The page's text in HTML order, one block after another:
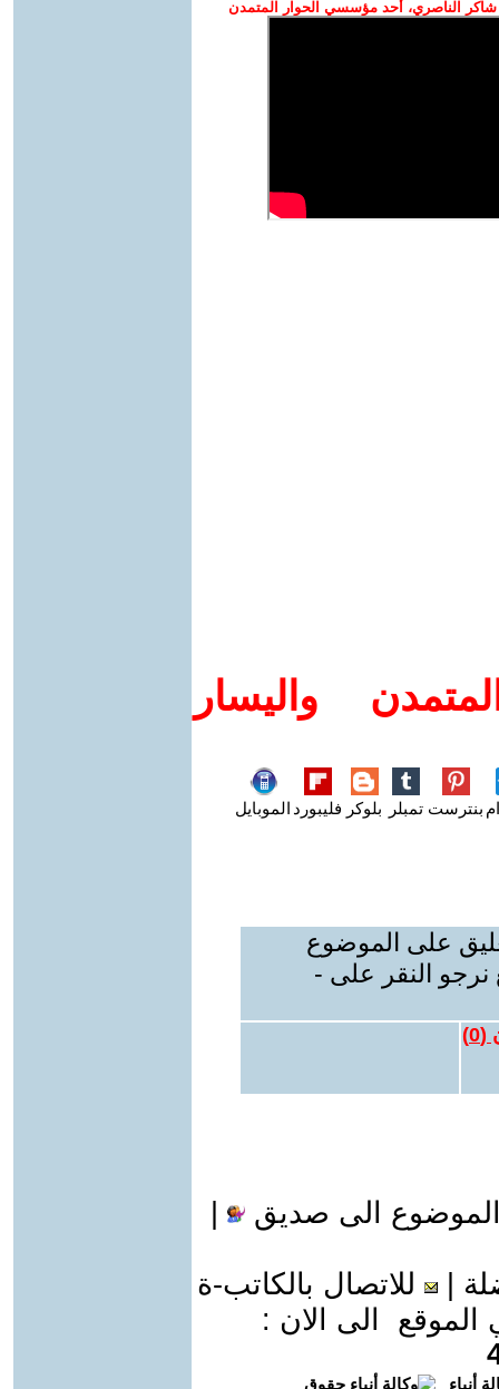
الناصري، أحد مؤسسي الحوار المتمدن
واليسار
بنترست تمبلر بلوكر فليبورد الموبايل
على الموضوع
نرجو النقر على -
(
0
)
الى صديق
للاتصال بالكاتب-ة
الى الان :